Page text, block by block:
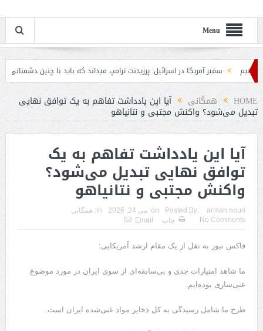
Menu
سفیر آمریکا در اسرائیل: پرزیدنت ترامپ میداند که باید با چنین دشمنانی جنگید
HOME همگانی آیا این یادداشت تفاهم به یک توافق نهایی
تبدیل می‌شود؟ واکنش مجتبی و نتانیاهو
آیا این یادداشت تفاهم به یک
توافق نهایی تبدیل می‌شود؟
واکنش مجتبی و نتانیاهو
Posted By: arman nouri
on: می 24, 2026 In: همگانی
No Comments
چاپ Email
فاکس نیوز به نقل از یک مقام ارشد آمریکایی:
ما شاهد امتیازات جدی و بی‌سابقه‌ای از سوی ایران در مورد موضوع
غنی‌سازی بوده‌ایم.
طرح ما شامل رسیدگی به کل ذخایر مواد غنی‌شده ایران است.